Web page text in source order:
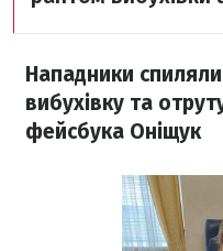
Нападники
вибухівку та
фейсбука Оніщук